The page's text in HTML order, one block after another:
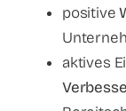
positive
aktives